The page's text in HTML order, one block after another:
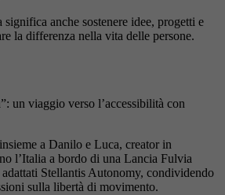
significa anche sostenere idee, progetti e
la differenza nella vita delle persone.
un viaggio verso l’accessibilità con
a Danilo e Luca, creator in
l’Italia a bordo di una Lancia Fulvia
Stellantis Autonomy, condividendo
sulla libertà di movimento.